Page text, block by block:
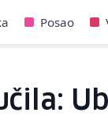
Posao